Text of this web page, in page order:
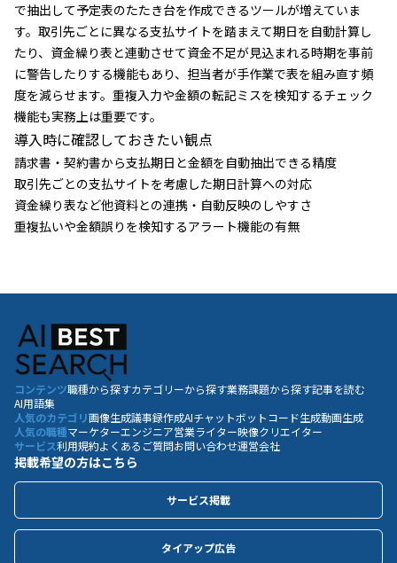
で抽出して予定表のたたき台を作成できるツールが増えていま
す。取引先ごとに異なる支払サイトを踏まえて期日を自動計算し
たり、資金繰り表と連動させて資金不足が見込まれる時期を事前
に警告したりする機能もあり、担当者が手作業で表を組み直す頻
度を減らせます。重複入力や金額の転記ミスを検知するチェック
機能も実務上は重要です。
導入時に確認しておきたい観点
請求書・契約書から支払期日と金額を自動抽出できる精度
取引先ごとの支払サイトを考慮した期日計算への対応
資金繰り表など他資料との連携・自動反映のしやすさ
重複払いや金額誤りを検知するアラート機能の有無
コンテンツ職種から探すカテゴリーから探す業務課題から探す記事を読む
AI用語集
人気のカテゴリ画像生成議事録作成AIチャットボットコード生成動画生成
人気の職種マーケターエンジニア営業ライター映像クリエイター
サービス利用規約よくあるご質問お問い合わせ運営会社
掲載希望の方はこちら
サービス掲載
タイアップ広告